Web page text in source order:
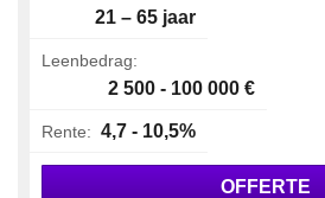
21 – 65 jaar
Leenbedrag:
2 500 - 100 000 €
Rente: 4,7 - 10,5%
OFFERTE